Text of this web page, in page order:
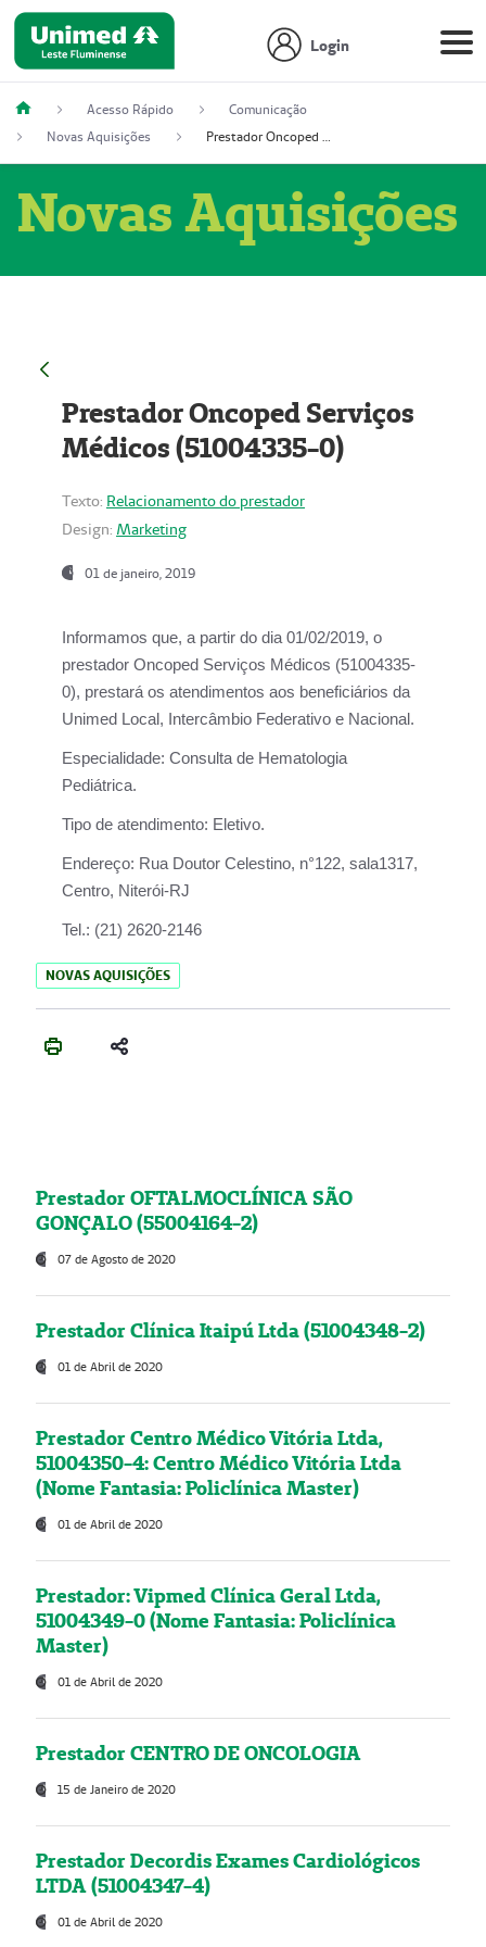
Login
Acesso Rápido
Comunicação
Novas Aquisições
Prestador Oncoped Serviços Médicos (51004335-0)
Novas Aquisições
Prestador Oncoped Serviços
Médicos (51004335-0)
Texto: Relacionamento do prestador
Design: Marketing
01 de janeiro, 2019
Informamos que, a partir do dia 01/02/2019, o
prestador Oncoped Serviços Médicos (51004335-
0), prestará os atendimentos aos beneficiários da
Unimed Local, Intercâmbio Federativo e Nacional.
Especialidade: Consulta de Hematologia
Pediátrica.
Tipo de atendimento: Eletivo.
Endereço: Rua Doutor Celestino, n°122, sala1317,
Centro, Niterói-RJ
Tel.: (21) 2620-2146
NOVAS AQUISIÇÕES
Prestador OFTALMOCLÍNICA SÃO
GONÇALO (55004164-2)
07 de Agosto de 2020
Prestador Clínica Itaipú Ltda (51004348-2)
01 de Abril de 2020
Prestador Centro Médico Vitória Ltda,
51004350-4: Centro Médico Vitória Ltda
(Nome Fantasia: Policlínica Master)
01 de Abril de 2020
Prestador: Vipmed Clínica Geral Ltda,
51004349-0 (Nome Fantasia: Policlínica
Master)
01 de Abril de 2020
Prestador CENTRO DE ONCOLOGIA
15 de Janeiro de 2020
Prestador Decordis Exames Cardiológicos
LTDA (51004347-4)
01 de Abril de 2020